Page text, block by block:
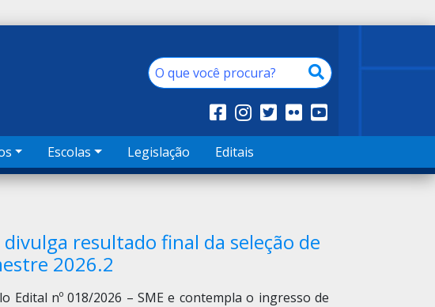
Escolas Legislação Editais
divulga resultado final da seleção de
2026.2
Edital nº 018/2026 – SME e contempla o ingresso de